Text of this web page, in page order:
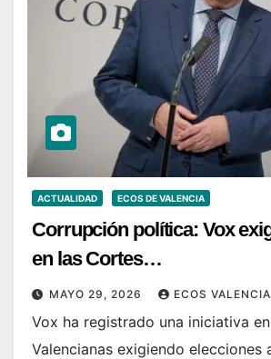
ACTUALIDAD ECOS DE VALENCIA
Corrupción política: Vox
en las Cortes…
MAYO 29, 2026 ECOS VALENCIA
Vox ha registrado una iniciativa
Valencianas exigiendo elecciones